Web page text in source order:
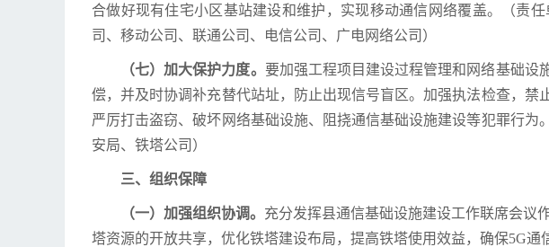
合做好现有住宅小区基站建设和维护，实现移动通信网络覆盖。（责
司、移动公司、联通公司、电信公司、广电网络公司）
（七）加大保护力度。 要加强工程项目建设过程管理和网络基础设
偿，并及时协调补充替代站址，防止出现信号盲区。加强执法检查，禁
严厉打击盗窃、破坏网络基础设施、阻挠通信基础设施建设等犯罪行
安局、铁塔公司）
三、组织保障
（一）加强组织协调。 充分发挥县通信基础设施建设工作联席会议
塔资源的开放共享，优化铁塔建设布局，提高铁塔使用效益，确保5G通